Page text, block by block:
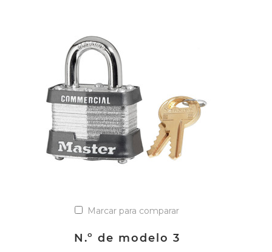
Marcar para comparar
N.º de modelo 3